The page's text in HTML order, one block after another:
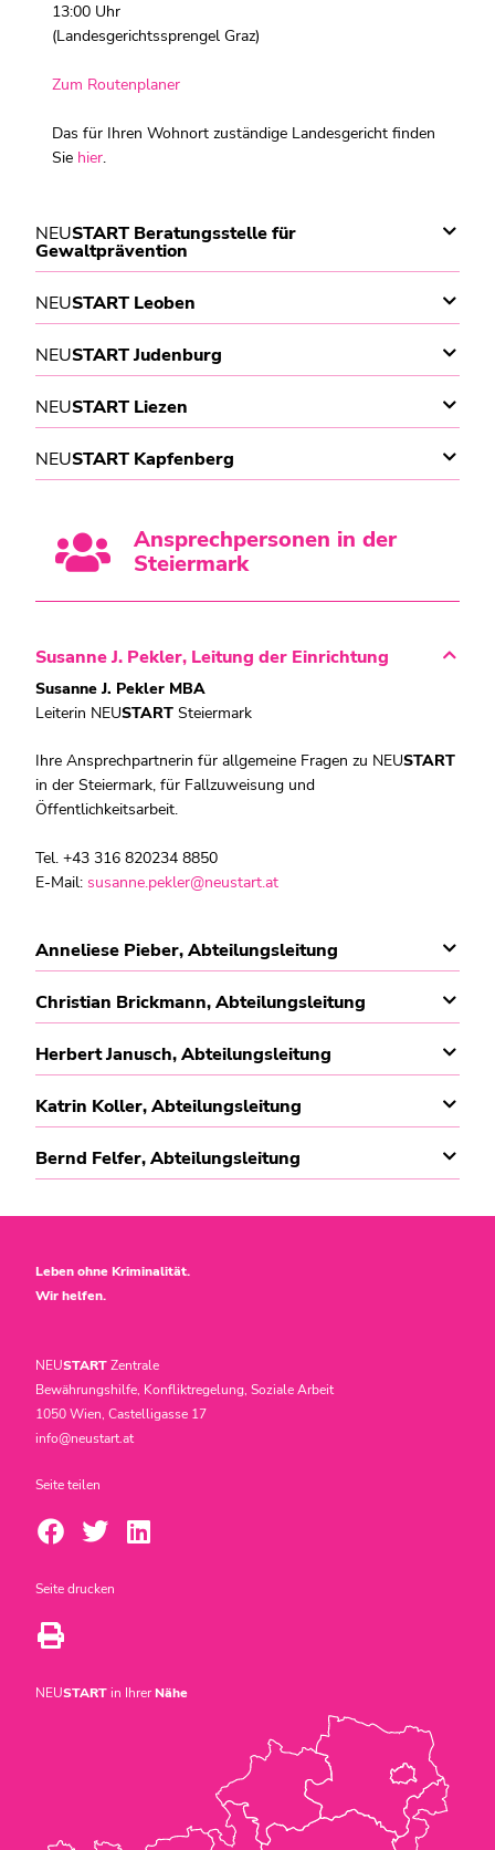
13:00 Uhr
(Landesgerichtssprengel Graz)
Zum Routenplaner
Das für Ihren Wohnort zuständige Landesgericht finden
Sie hier.
NEUSTART Beratungsstelle für
Gewaltprävention
NEUSTART Leoben
NEUSTART Judenburg
NEUSTART Liezen
NEUSTART Kapfenberg
Ansprechpersonen in der
Steiermark
Susanne J. Pekler, Leitung der Einrichtung
Susanne J. Pekler MBA
Leiterin NEUSTART Steiermark
Ihre Ansprechpartnerin für allgemeine Fragen zu NEUSTART
in der Steiermark, für Fallzuweisung und
Öffentlichkeitsarbeit.
Tel. +43 316 820234 8850
E-Mail: susanne.pekler@neustart.at
Anneliese Pieber, Abteilungsleitung
Christian Brickmann, Abteilungsleitung
Herbert Janusch, Abteilungsleitung
Katrin Koller, Abteilungsleitung
Bernd Felfer, Abteilungsleitung
Leben ohne Kriminalität.
Wir helfen.
NEUSTARTZentrale
Bewährungshilfe, Konfliktregelung, Soziale Arbeit
1050 Wien, Castelligasse 17
info@neustart.at
Seite teilen
Seite drucken
NEUSTARTin IhrerNähe